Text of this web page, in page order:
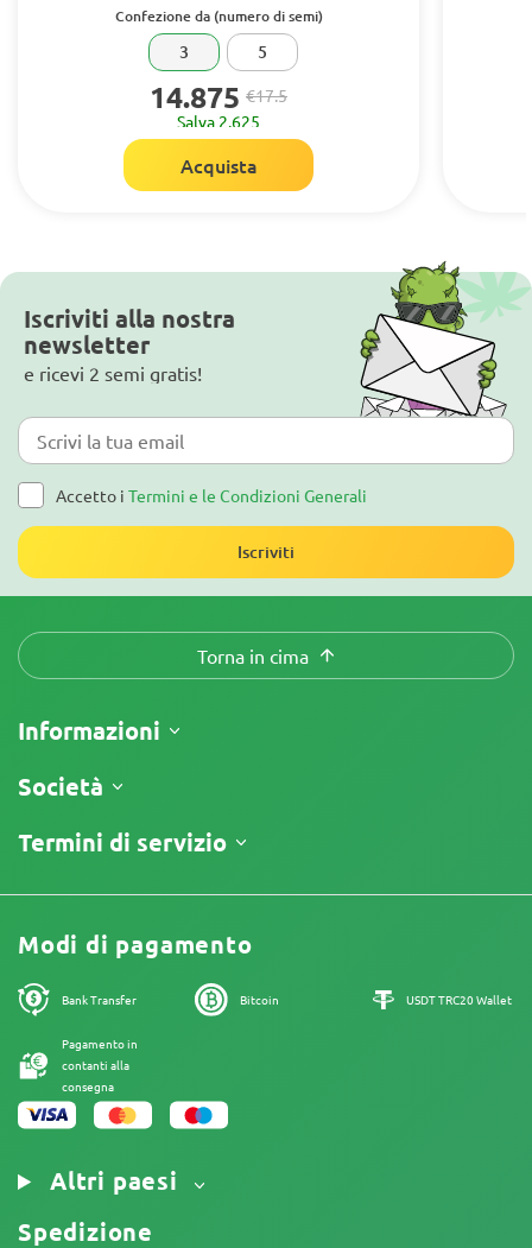
Confezione da (numero di semi)
3 5
14.875 €17.5
Salva 2.625
Acquista
Iscriviti alla nostra
newsletter
e ricevi 2 semi gratis!
Accetto i Termini e le Condizioni Generali
Iscriviti
Torna in cima
Informazioni
Spedizione
Politica di Reso
Società
Chi siamo
Recensioni
Programma di Affiliazione
I nostri autori
Mappa del sito
Termini di servizio
Termini e Condizioni
Informativa sulla Privacy
Informativa sui Cookies
Nota Legale
Modi di pagamento
Bank Transfer Bitcoin USDT TRC20 Wallet
Pagamento in
contanti alla
consegna
Altri paesi
Spedizione